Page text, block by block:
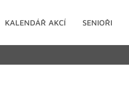
KALENDÁŘ AKCÍ SENIOŘI